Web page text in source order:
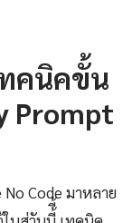
คนิคขั้น
Prompt
No Code มาหลาย